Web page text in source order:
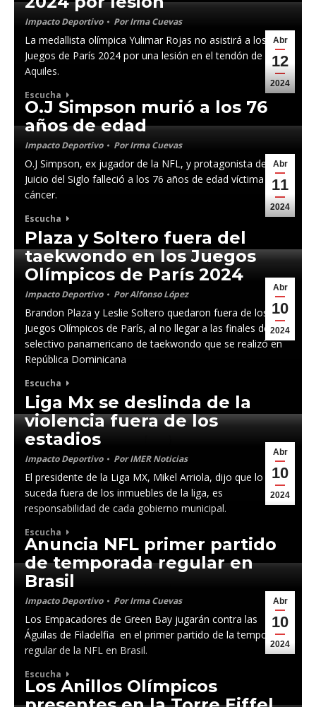
Abr
12
2024
Impacto Deportivo PorIrma Cuevas
La medallista olímpica Yulimar Rojas no asistirá a los
Juegos de París 2024 por una lesión en el tendón de
Aquiles.
Escucha
Abr
11
2024
O.J Simpson murió a los 76
años de edad
Impacto Deportivo PorIrma Cuevas
O.J Simpson, ex jugador de la NFL, y protagonista del
Juicio del Siglo falleció a los 76 años de edad víctima de
cáncer.
Escucha
Abr
10
2024
Plaza y Soltero fuera del
taekwondo en los Juegos
Olímpicos de París 2024
Impacto Deportivo PorAlfonso López
Brandon Plaza y Leslie Soltero quedaron fuera de los
Juegos Olímpicos de París, al no llegar a las finales del
selectivo panamericano de taekwondo que se realizó en
República Dominicana
Escucha
Abr
10
2024
Liga Mx se deslinda de la
violencia fuera de los
estadios
Impacto Deportivo PorIMER Noticias
El presidente de la Liga MX, Mikel Arriola, dijo que lo que
suceda fuera de los inmuebles de la liga, es
responsabilidad de cada gobierno municipal.
Escucha
Abr
10
2024
Anuncia NFL primer partido
de temporada regular en
Brasil
Impacto Deportivo PorIrma Cuevas
Los Empacadores de Green Bay jugarán contra las
Águilas de Filadelfia en el primer partido de la temporada
regular de la NFL en Brasil.
Escucha
Los Anillos Olímpicos